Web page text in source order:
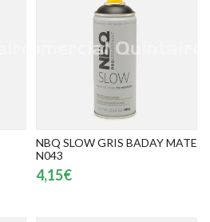
NBQ SLOW GRIS BADAY MATE
N043
4,15€